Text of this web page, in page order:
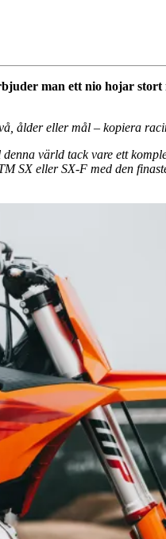
man ett nio hojar
ålder eller mål – kopiera
värld tack vare ett
SX eller SX-F med den